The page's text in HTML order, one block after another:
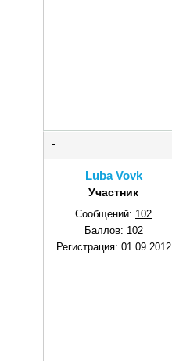
Luba Vovk
Участник
Сообщений: 102
Баллов: 102
Регистрация: 01.09.2012